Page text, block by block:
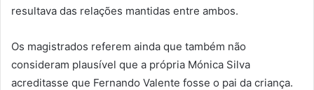
resultava das relações mantidas entre ambos.
Os magistrados referem ainda que também não
consideram plausível que a própria Mónica Silva
acreditasse que Fernando Valente fosse o pai da criança.